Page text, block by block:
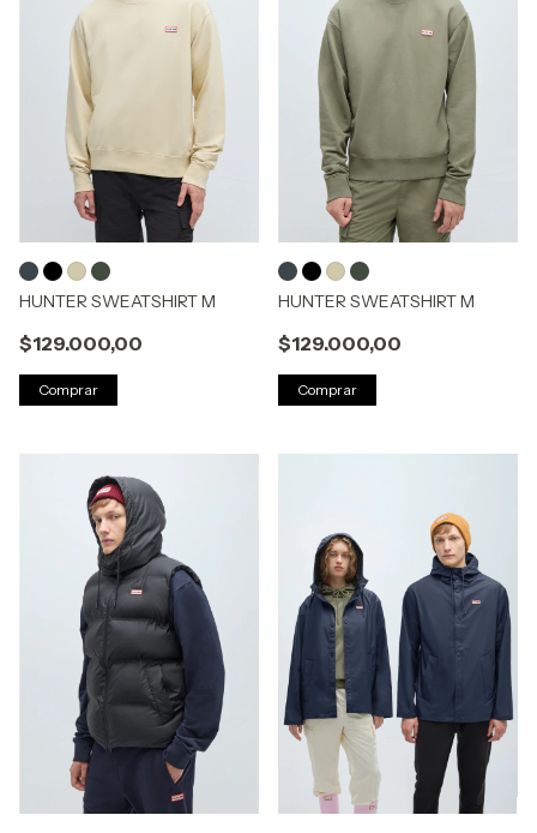
HUNTER SWEATSHIRT M
$129.000,00
Comprar
HUNTER SWEATSHIRT M
$129.000,00
Comprar